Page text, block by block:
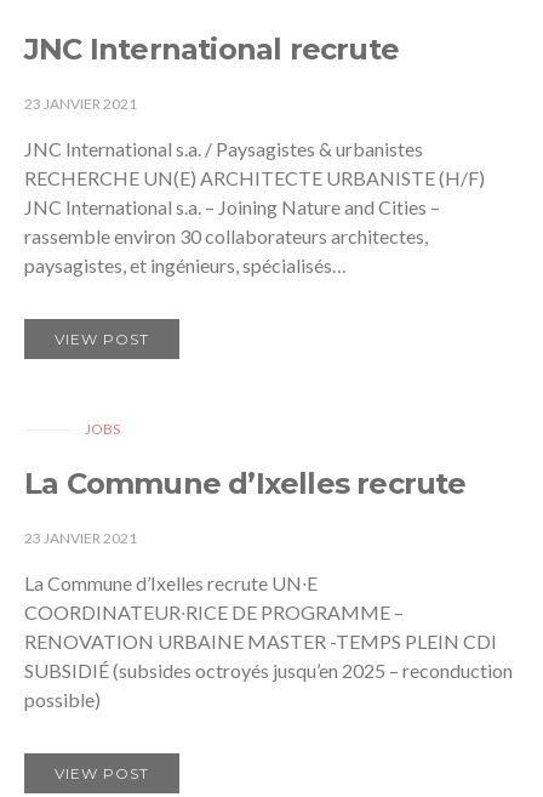
JNC International recrute
23 JANVIER 2021
JNC International s.a. / Paysagistes & urbanistes
RECHERCHE UN(E) ARCHITECTE URBANISTE (H/F)
JNC International s.a. – Joining Nature and Cities –
rassemble environ 30 collaborateurs architectes,
paysagistes, et ingénieurs, spécialisés…
VIEW POST
JOBS
La Commune d’Ixelles recrute
23 JANVIER 2021
La Commune d’Ixelles recrute UN∙E
COORDINATEUR∙RICE DE PROGRAMME –
RENOVATION URBAINE MASTER -TEMPS PLEIN CDI
SUBSIDIÉ (subsides octroyés jusqu’en 2025 – reconduction
possible)
VIEW POST